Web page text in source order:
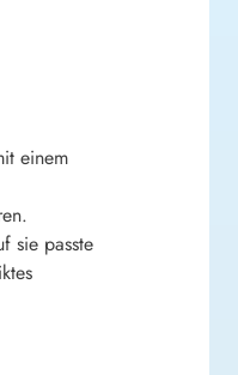
einem
sie passte